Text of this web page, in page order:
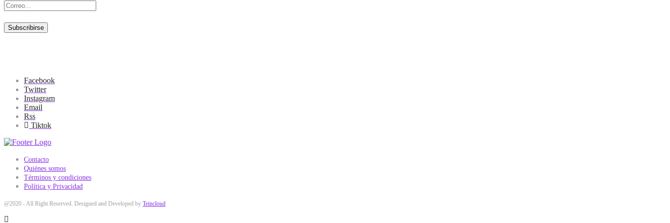
Facebook
Twitter
Instagram
Email
Rss
Tiktok
Contacto
Quiénes somos
Términos y condiciones
Política y Privacidad
@2020 - All Right Reserved. Designed and Developed by Teincloud